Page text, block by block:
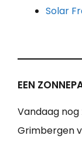
Solar
EEN
Vandaag
Grimbergen